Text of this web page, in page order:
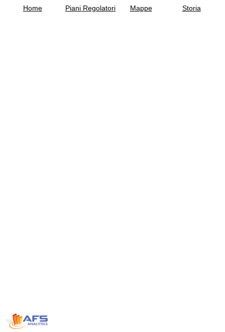
Home Piani Regolatori Mappe Storia